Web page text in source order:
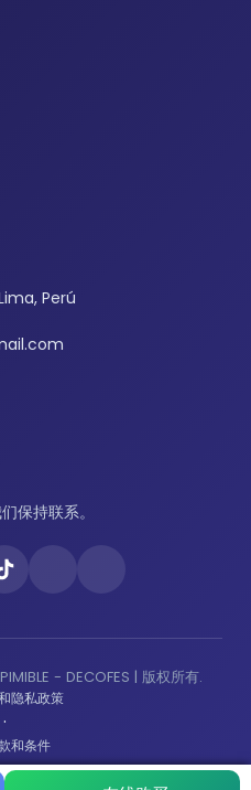
Perú
保持联系。
- DECOFES | 版权所有.
隐私政策
·
和条件
·